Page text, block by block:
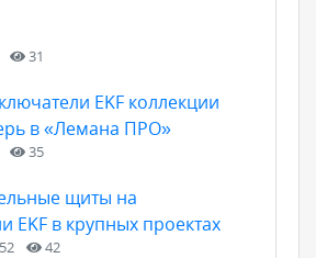
31
EKF коллекции
в «Лемана ПРО»
35
щиты на
EKF в крупных проектах
42